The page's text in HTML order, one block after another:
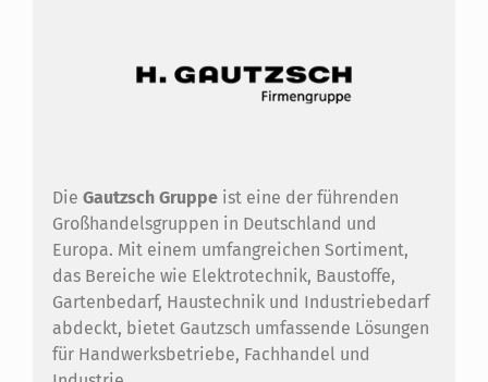
Die Gautzsch Gruppe ist eine der führenden
Großhandelsgruppen in Deutschland und
Europa. Mit einem umfangreichen Sortiment,
das Bereiche wie Elektrotechnik, Baustoffe,
Gartenbedarf, Haustechnik und Industriebedarf
abdeckt, bietet Gautzsch umfassende Lösungen
für Handwerksbetriebe, Fachhandel und